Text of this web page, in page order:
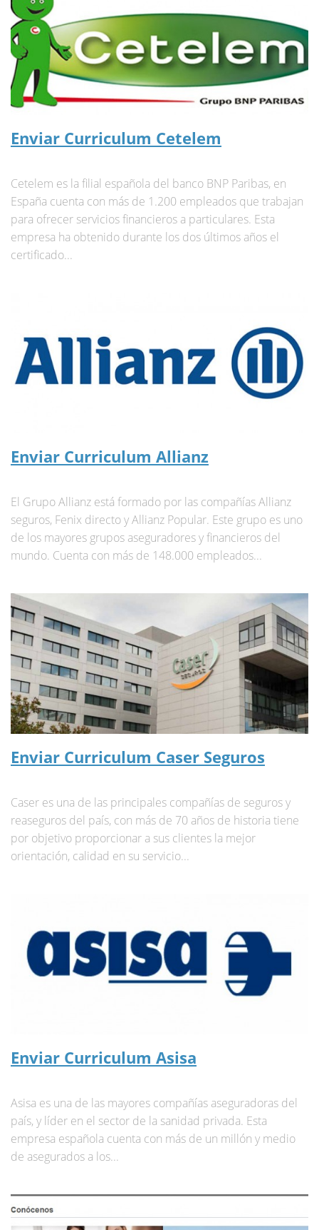
Enviar Curriculum Cetelem
Cetelem es la filial española del banco BNP Paribas, en
España cuenta con más de 1.200 empleados que trabajan
para ofrecer servicios financieros a particulares. Esta
empresa ha obtenido durante los dos últimos años el
certificado...
Enviar Curriculum Allianz
El Grupo Allianz está formado por las compañías Allianz
seguros, Fenix directo y Allianz Popular. Este grupo es uno
de los mayores grupos aseguradores y financieros del
mundo. Cuenta con más de 148.000 empleados...
Enviar Curriculum Caser Seguros
Caser es una de las principales compañías de seguros y
reaseguros del país, con más de 70 años de historia tiene
por objetivo proporcionar a sus clientes la mejor
orientación, calidad en su servicio...
Enviar Curriculum Asisa
Asisa es una de las mayores compañías aseguradoras del
país, y líder en el sector de la sanidad privada. Esta
empresa española cuenta con más de un millón y medio
de asegurados a los...